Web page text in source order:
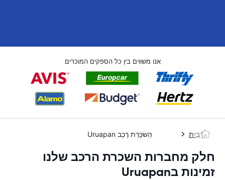
אנו משווים בין כל הספקים המוכרים
בַּיִת הַשׂכָּרַת רֶכֶב Uruapan
חלק מחברות השכרת הרכב שלנו
זמינות בUruapan